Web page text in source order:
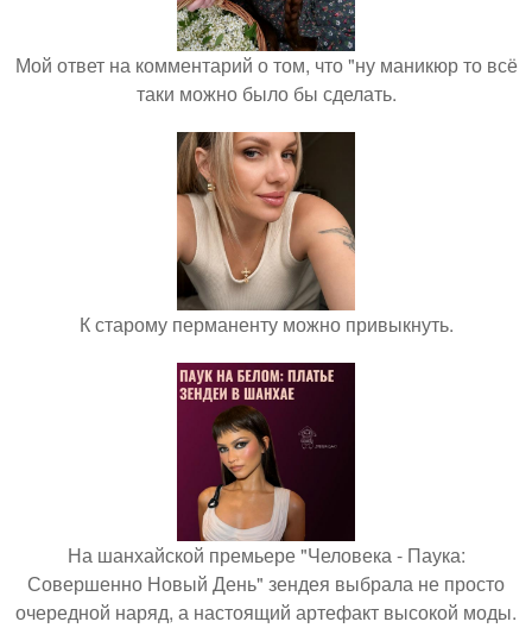
Мой ответ на комментарий о том, что "ну маникюр то всё
таки можно было бы сделать.
К старому перманенту можно привыкнуть.
На шанхайской премьере "Человека - Паука:
Совершенно Новый День" зендея выбрала не просто
очередной наряд, а настоящий артефакт высокой моды.